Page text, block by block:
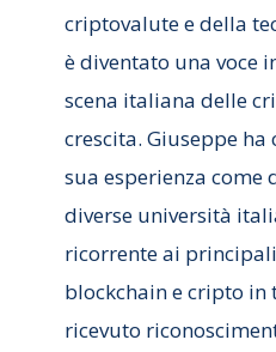
criptovalute e della
è diventato una voce
scena italiana delle
crescita. Giuseppe
sua esperienza come
diverse università
ricorrente ai
blockchain e cripto in
ricevuto